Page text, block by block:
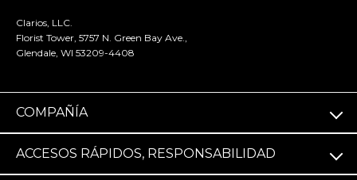
Clarios, LLC.
Florist Tower, 5757 N. Green Bay Ave.,
Glendale, WI 53209-4408
COMPAÑÍA
ACCESOS RÁPIDOS, RESPONSABILIDAD